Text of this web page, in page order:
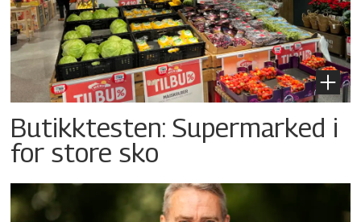
Butikktesten: Supermarked i
for store sko